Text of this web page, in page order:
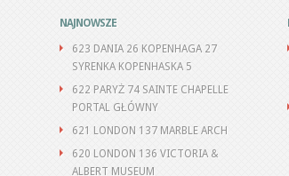
NAJNOWSZE
623 DANIA 26 KOPENHAGA 27
SYRENKA KOPENHASKA 5
622 PARYŻ 74 SAINTE CHAPELLE
PORTAL GŁÓWNY
621 LONDON 137 MARBLE ARCH
620 LONDON 136 VICTORIA &
ALBERT MUSEUM